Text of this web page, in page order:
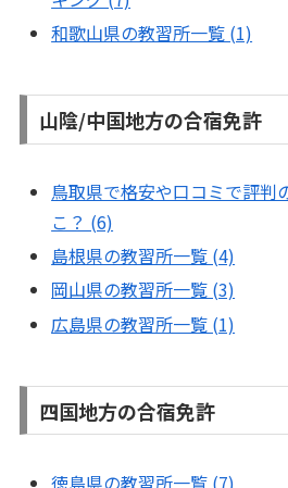
和歌山県の教習所一覧 (1)
山陰/中国地方の合宿免許
鳥取県で格安や口コミで評判
こ？ (6)
島根県の教習所一覧 (4)
岡山県の教習所一覧 (3)
広島県の教習所一覧 (1)
四国地方の合宿免許
徳島県の教習所一覧 (7)